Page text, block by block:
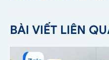
BÀI VIẾT LIÊN